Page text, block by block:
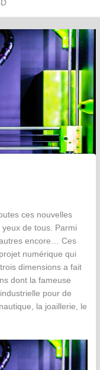
ces nouvelles
de tous. Parmi
encore… Ces
numérique qui
dimensions a fait
dont la fameuse
pour de
la joaillerie, le